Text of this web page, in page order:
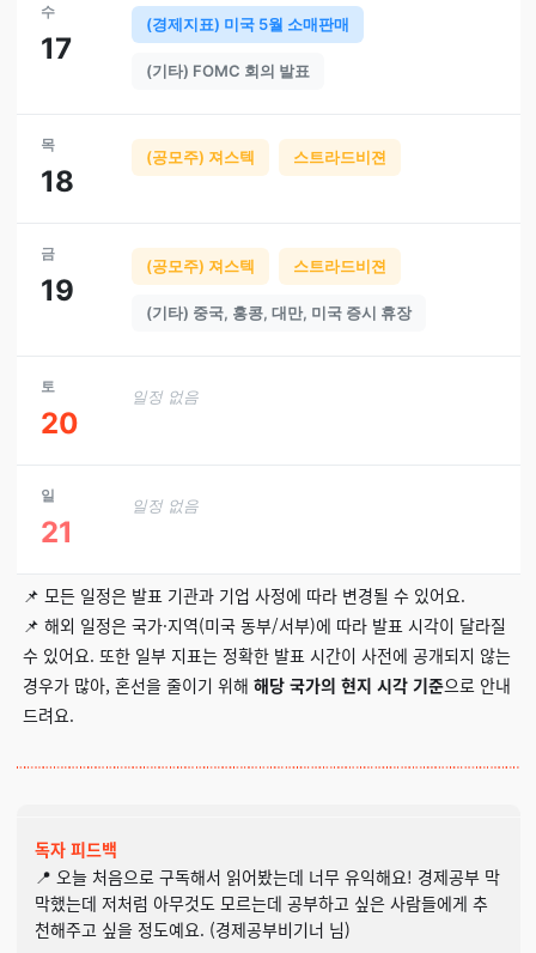
수
17
(경제지표) 미국 5월 소매판매
(기타) FOMC 회의 발표
목
18
(공모주) 져스텍 스트라드비젼
금
19
(공모주) 져스텍 스트라드비젼
(기타) 중국, 홍콩, 대만, 미국 증시 휴장
토
20
일정 없음
일
21
일정 없음
📌 모든 일정은 발표 기관과 기업 사정에 따라 변경될 수 있어요.
📌 해외 일정은 국가·지역(미국 동부/서부)에 따라 발표 시각이 달라질
수 있어요. 또한 일부 지표는 정확한 발표 시간이 사전에 공개되지 않는
경우가 많아, 혼선을 줄이기 위해 해당 국가의 현지 시각 기준으로 안내
드려요.
독자 피드백
📍 오늘 처음으로 구독해서 읽어봤는데 너무 유익해요! 경제공부 막
막했는데 저처럼 아무것도 모르는데 공부하고 싶은 사람들에게 추
천해주고 싶을 정도예요. (경제공부비기너 님)